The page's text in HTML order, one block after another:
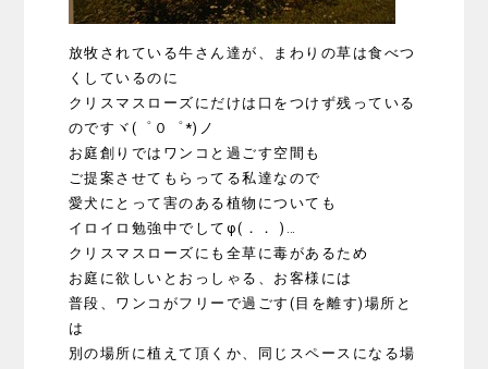
放牧されている牛さん達が、まわりの草は食べつ
くしているのに
クリスマスローズにだけは口をつけず残っている
のですヾ(゜０゜*)ノ
お庭創りではワンコと過ごす空間も
ご提案させてもらってる私達なので
愛犬にとって害のある植物についても
イロイロ勉強中でしてφ(．． )…
クリスマスローズにも全草に毒があるため
お庭に欲しいとおっしゃる、お客様には
普段、ワンコがフリーで過ごす(目を離す)場所と
は
別の場所に植えて頂くか、同じスペースになる場